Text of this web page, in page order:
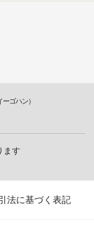
ゴハン）
ます
法に基づく表記